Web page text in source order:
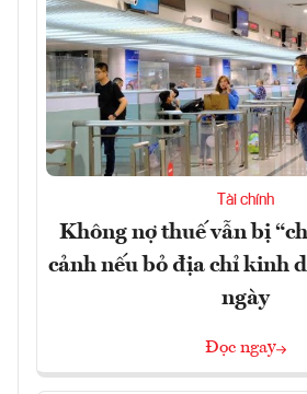
Tài chính
Không nợ thuế vẫn bị
cảnh nếu bỏ địa chỉ kinh
ngày
Đọc ngay